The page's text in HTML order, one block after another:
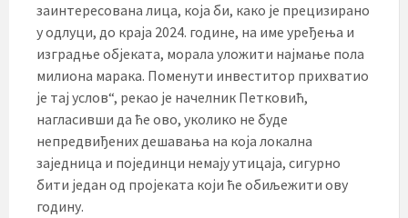
заинтересована лица, која би, како је прецизирано
у одлуци, до краја 2024. године, на име уређења и
изградње објеката, морала уложити најмање пола
милиона марака. Поменути инвеститор прихватио
је тај услов“, рекао је начелник Петковић,
нагласивши да ће ово, уколико не буде
непредвиђених дешавања на која локална
заједница и појединци немају утицаја, сигурно
бити један од пројеката који ће обиљежити ову
годину.